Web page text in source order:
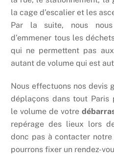
la cage d’escalier et les
Par la suite, nous nous
d’emmener tous les
qui ne permettent pas
autant de volume qui est
Nous effectuons nos devis
déplaçons dans tout Paris
le volume de votre
repérage des lieux lors
donc pas à contacter
pourrons fixer un rendez-